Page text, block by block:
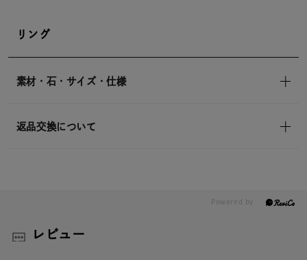
リング
素材・石・サイズ・仕様
返品交換について
レビュー